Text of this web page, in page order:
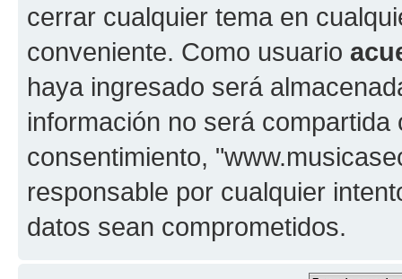
cerrar cualquier tema en
conveniente. Como usuario
haya ingresado será
información no será
consentimiento,
responsable por cualquier
datos sean comprometidos.